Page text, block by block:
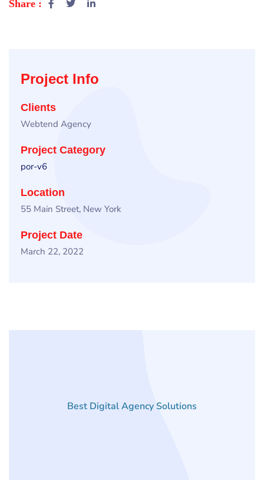
Share :
Project Info
Clients
Webtend Agency
Project Category
por-v6
Location
55 Main Street, New York
Project Date
March 22, 2022
Best Digital Agency Solutions